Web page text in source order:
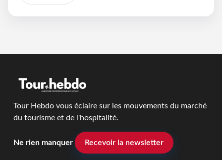
Tour Hebdo vous éclaire sur les mouvements du marché
du tourisme et de l'hospitalité.
Ne rien manquer Recevoir la newsletter